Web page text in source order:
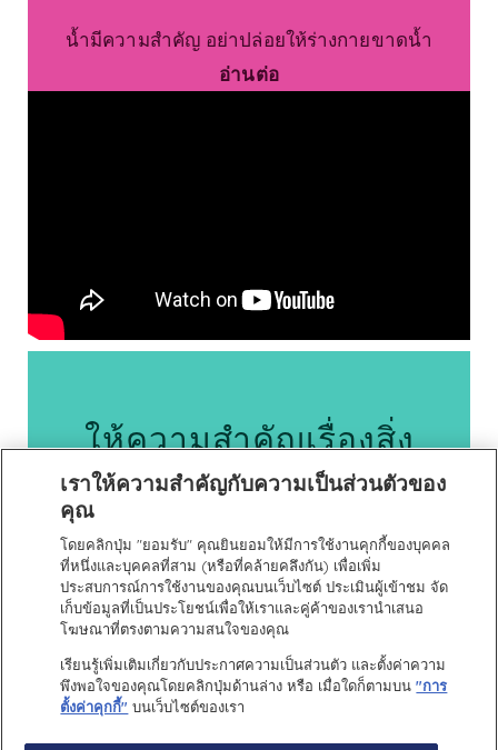
น้ำมีความสำคัญ อย่าปล่อยให้ร่างกายขาดน้ำ
อ่านต่อ
ให้ความสำคัญเรื่องสิ่ง
แวดล้อมอย่างยั่งยืน
ลดการใช้พลาสติกในขวดขนาด 0.5 ลิตร ตั้งแต่ปี 2005
ได้กว่า 40%
อ่านต่อ
ติดต่อเรา
เราให้ความสำคัญกับความเป็นส่วนตัวของ
คุณ
โดยคลิกปุ่ม "ยอมรับ" คุณยินยอมให้มีการใช้งานคุกกี้ของบุคคล
ที่หนึ่งและบุคคลที่สาม (หรือที่คล้ายคลึงกัน) เพื่อเพิ่ม
ประสบการณ์การใช้งานของคุณบนเว็บไซต์ ประเมินผู้เข้าชม จัด
เก็บข้อมูลที่เป็นประโยชน์เพื่อให้เราและคู่ค้าของเรานำเสนอ
โฆษณาที่ตรงตามความสนใจของคุณ
เรียนรู้เพิ่มเติมเกี่ยวกับประกาศความเป็นส่วนตัว และตั้งค่าความ
พึงพอใจของคุณโดยคลิกปุ่มด้านล่าง หรือ เมื่อใดก็ตามบน"การ
ตั้งค่าคุกกี้" บนเว็บไซต์ของเรา